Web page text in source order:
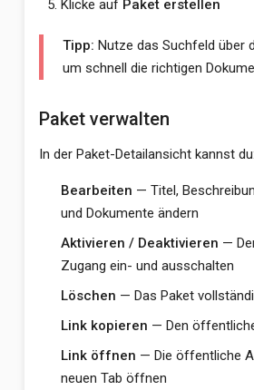
Klicke auf Paket erstellen
Tipp: Nutze das Suchfeld über
um schnell die richtigen
Paket verwalten
In der Paket-Detailansicht kannst du:
Bearbeiten — Titel,
und Dokumente ändern
Aktivieren / Deaktivieren —
Zugang ein- und ausschalten
Löschen — Das Paket
Link kopieren — Den
Link öffnen — Die öffentliche
neuen Tab öffnen